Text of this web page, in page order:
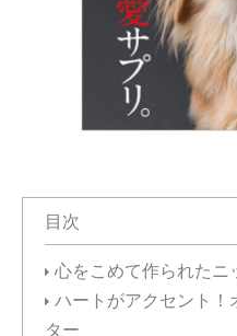
目次
心をこめて作られたニ
ハートがアクセント！
ター